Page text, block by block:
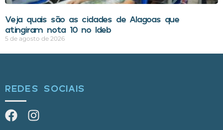
Veja quais são as cidades de Alagoas que
atingiram nota 10 no Ideb
5 de agosto de 2026
REDES SOCIAIS